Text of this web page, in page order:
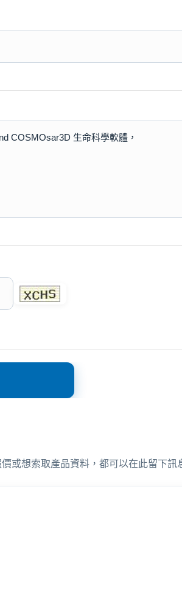
或想索取產品資料，都可以在此留下訊